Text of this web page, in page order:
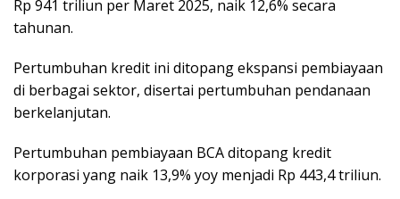
Rp 941 triliun per Maret 2025, naik 12,6% secara
tahunan.
Pertumbuhan kredit ini ditopang ekspansi pembiayaan
di berbagai sektor, disertai pertumbuhan pendanaan
berkelanjutan.
Pertumbuhan pembiayaan BCA ditopang kredit
korporasi yang naik 13,9% yoy menjadi Rp 443,4 triliun.